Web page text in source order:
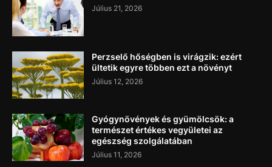
Július 21, 2026
Perzselő hőségben is virágzik: ezért
ültetik egyre többen ezt a növényt
Július 12, 2026
Gyógynövények és gyümölcsök: a
természet értékes vegyületei az
egészség szolgálatában
Július 11, 2026